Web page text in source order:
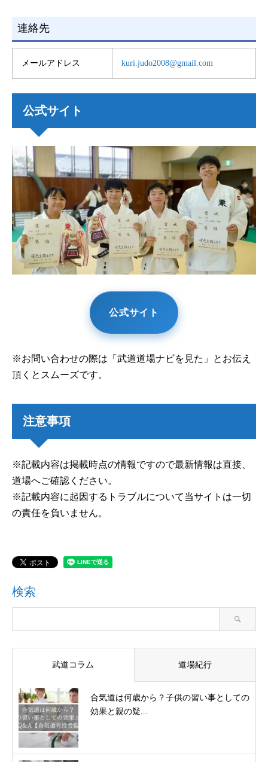
連絡先
メールアドレス kuri.judo2008@gmail.com
公式サイト
公式サイト
※お問い合わせの際は「武道道場ナビを見た」とお伝え
頂くとスムーズです。
注意事項
※記載内容は掲載時点の情報ですので最新情報は直接、
道場へご確認ください。
※記載内容に起因するトラブルについて当サイトは一切
の責任を負いません。
検索
武道コラム 道場紀行
合気道は何歳から？子供の習い事としての
効果と親の疑...